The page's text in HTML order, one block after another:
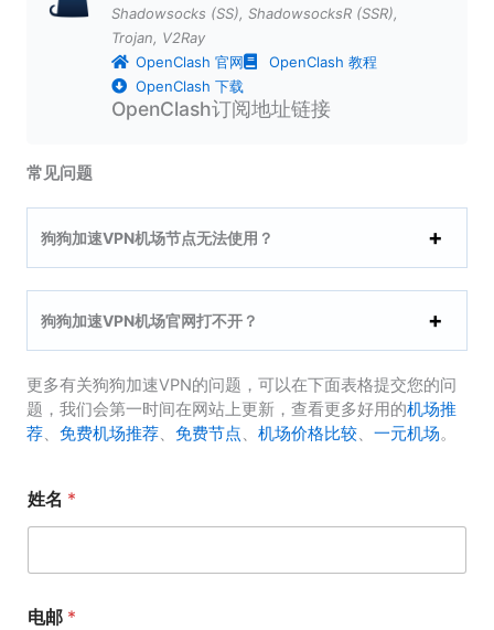
Shadowsocks (SS), ShadowsocksR (SSR),
Trojan, V2Ray
OpenClash 官网
OpenClash 教程
OpenClash 下载
OpenClash订阅地址链接
常见问题
狗狗加速VPN机场节点无法使用？
狗狗加速VPN机场官网打不开？
更多有关狗狗加速VPN的问题，可以在下面表格提交您的问
题，我们会第一时间在网站上更新，查看更多好用的机场推
荐、 免费机场推荐、 免费节点 机场价格比较、 一元机场。
姓名 *
电邮 *